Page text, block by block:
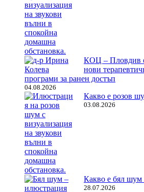
КОЦ – Пловдив
нови
програми за ранен достъп
04.08.2026
Какво е розов
03.08.2026
Какво е бял шум
28.07.2026